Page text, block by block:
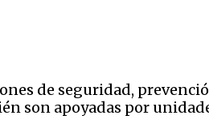
de seguridad,
son apoyadas por